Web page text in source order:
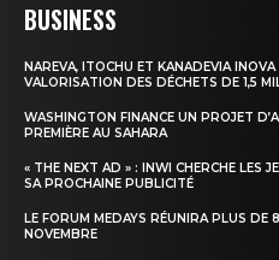
BUSINESS
NAREVA, ITOCHU ET KANADEVIA
VALORISATION DES DÉCHETS DE 1,5
WASHINGTON FINANCE UN PROJET
PREMIÈRE AU SAHARA
« THE NEXT AD » : INWI CHERCHE LES
SA PROCHAINE PUBLICITÉ
LE FORUM MEDAYS RÉUNIRA PLUS
NOVEMBRE